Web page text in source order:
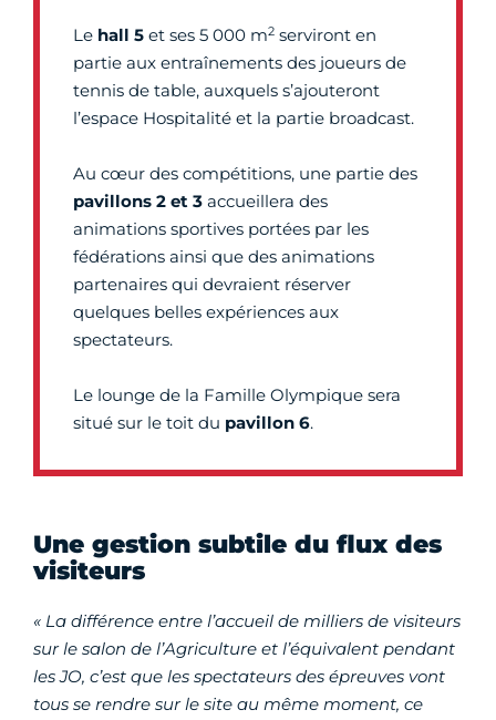
Le hall 5 et ses 5 000 m2 serviront en
partie aux entraînements des joueurs de
tennis de table, auxquels s’ajouteront
l’espace Hospitalité et la partie broadcast.
Au cœur des compétitions, une partie des
pavillons 2 et 3 accueillera des
animations sportives portées par les
fédérations ainsi que des animations
partenaires qui devraient réserver
quelques belles expériences aux
spectateurs.
Le lounge de la Famille Olympique sera
situé sur le toit du pavillon 6.
Une gestion subtile du flux des
visiteurs
« La différence entre l’accueil de milliers de visiteurs
sur le salon de l’Agriculture et l’équivalent pendant
les JO, c’est que les spectateurs des épreuves vont
tous se rendre sur le site au même moment, ce